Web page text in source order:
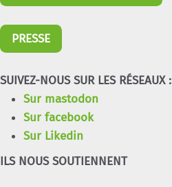
PRESSE
SUIVEZ-NOUS SUR LES RÉSEAUX :
Sur mastodon
Sur facebook
Sur Likedin
ILS NOUS SOUTIENNENT